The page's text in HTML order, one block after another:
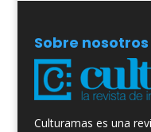
Sobre nosotros
Culturamas es una